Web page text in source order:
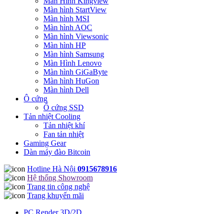
Màn hình StartView
Màn hình MSI
Màn hình AOC
Màn hình Viewsonic
Màn hình HP
Màn hình Samsung
Màn Hình Lenovo
Màn hình GiGaByte
Màn hình HuGon
Màn hình Dell
Ô cứng
Ổ cứng SSD
Tản nhiệt Cooling
Tản nhiệt khí
Fan tản nhiệt
Gaming Gear
Dàn máy đào Bitcoin
Hotline Hà Nội 0915678916
Hệ thống Showroom
Trang tin công nghệ
Trang khuyến mãi
PC Render 3D/2D